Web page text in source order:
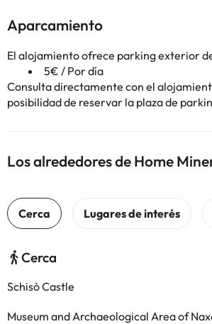
Aparcamiento
El alojamiento ofrece parking exterior
5€ / Por día
Consulta directamente con el
posibilidad de reservar la plaza de
Los alrededores de Home
Cerca
Schisò Castle
Museum and Archaeological Area of